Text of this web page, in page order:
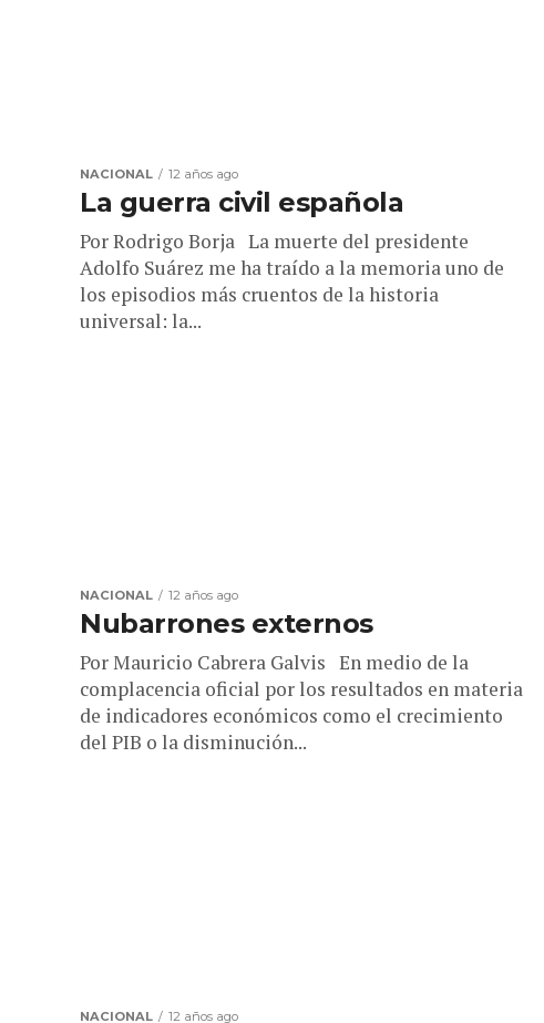
NACIONAL 12 años ago
La guerra civil española
Por Rodrigo Borja La muerte del presidente
Adolfo Suárez me ha traído a la memoria uno de
los episodios más cruentos de la historia
universal: la...
NACIONAL 12 años ago
Nubarrones externos
Por Mauricio Cabrera Galvis En medio de la
complacencia oficial por los resultados en materia
de indicadores económicos como el crecimiento
del PIB o la disminución...
NACIONAL 12 años ago